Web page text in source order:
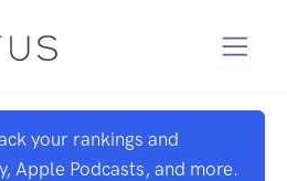
your rankings and
Apple Podcasts, and more.